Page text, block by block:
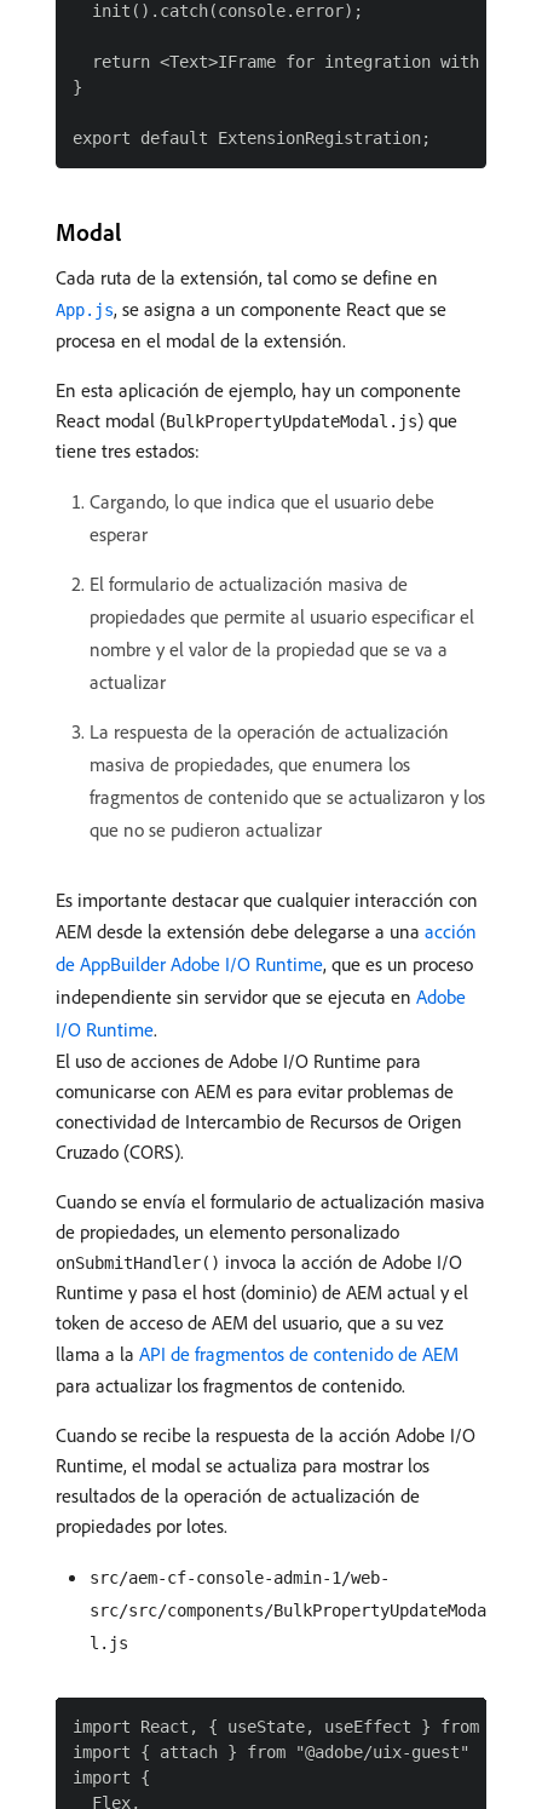
  init().catch(console.error);
return <Text>IFrame for integration with Host
}
Modal
Cada ruta de la extensión, tal como se define en
App.js, se asigna a un componente React que se
procesa en el modal de la extensión.
En esta aplicación de ejemplo, hay un componente
React modal (BulkPropertyUpdateModal.js) que
tiene tres estados:
Cargando, lo que indica que el usuario debe
esperar
El formulario de actualización masiva de
propiedades que permite al usuario especificar el
nombre y el valor de la propiedad que se va a
actualizar
La respuesta de la operación de actualización
masiva de propiedades, que enumera los
fragmentos de contenido que se actualizaron y los
que no se pudieron actualizar
Es importante destacar que cualquier interacción con
AEM desde la extensión debe delegarse a una acción
de AppBuilder Adobe I/O Runtime, que es un proceso
independiente sin servidor que se ejecuta en Adobe
I/O Runtime.
El uso de acciones de Adobe I/O Runtime para
comunicarse con AEM es para evitar problemas de
conectividad de Intercambio de Recursos de Origen
Cruzado (CORS).
Cuando se envía el formulario de actualización masiva
de propiedades, un elemento personalizado
onSubmitHandler() invoca la acción de Adobe I/O
Runtime y pasa el host (dominio) de AEM actual y el
token de acceso de AEM del usuario, que a su vez
llama a la API de fragmentos de contenido de AEM
para actualizar los fragmentos de contenido.
Cuando se recibe la respuesta de la acción Adobe I/O
Runtime, el modal se actualiza para mostrar los
resultados de la operación de actualización de
propiedades por lotes.
src/aem-cf-console-admin-1/web-
src/src/components/BulkPropertyUpdateModa
l.js
import React, { useState, useEffect } from
import { attach } from "@adobe/uix-guest"
import {
  Flex,